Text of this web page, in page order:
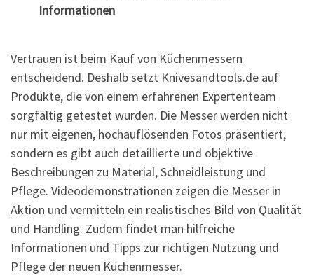
Informationen
Vertrauen ist beim Kauf von Küchenmessern
entscheidend. Deshalb setzt Knivesandtools.de auf
Produkte, die von einem erfahrenen Expertenteam
sorgfältig getestet wurden. Die Messer werden nicht
nur mit eigenen, hochauflösenden Fotos präsentiert,
sondern es gibt auch detaillierte und objektive
Beschreibungen zu Material, Schneidleistung und
Pflege. Videodemonstrationen zeigen die Messer in
Aktion und vermitteln ein realistisches Bild von Qualität
und Handling. Zudem findet man hilfreiche
Informationen und Tipps zur richtigen Nutzung und
Pflege der neuen Küchenmesser.